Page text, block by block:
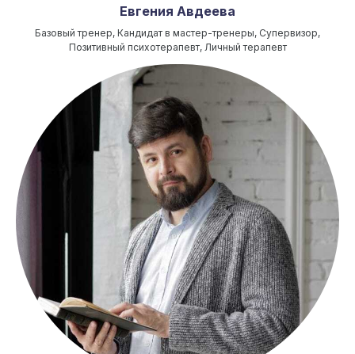
Евгения Авдеева
Базовый тренер, Кандидат в мастер-тренеры, Супервизор,
Позитивный психотерапевт, Личный терапевт